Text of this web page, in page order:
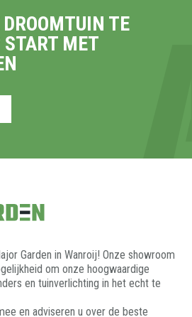
TE
START MET
Garden in Wanroij! Onze showroom
om onze hoogwaardige
en tuinverlichting in het echt te
en adviseren u over de beste